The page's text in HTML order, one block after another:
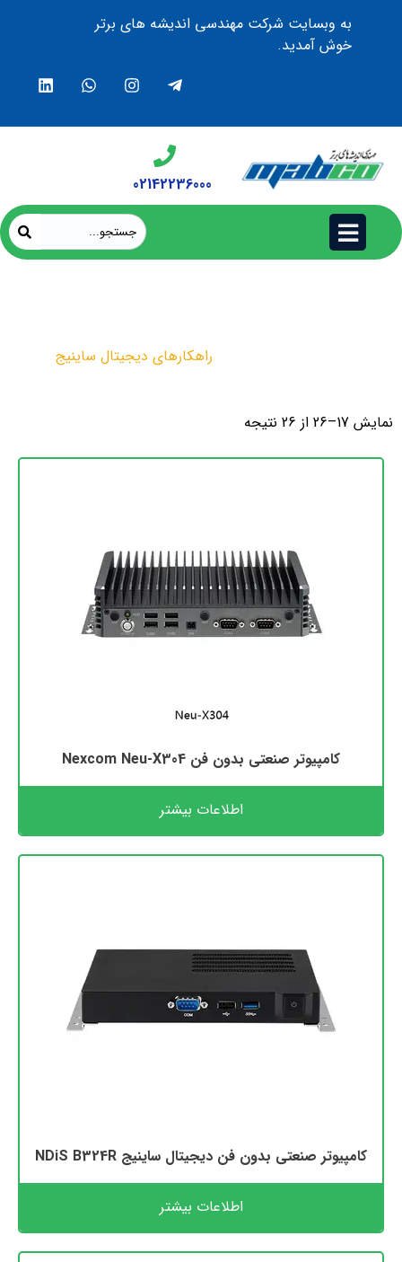
به وبسایت شرکت مهندسی اندیشه های برتر
خوش آمدید.
02142236000
راهکارهای دیجیتال ساینیج
نمایش 17–26 از 26 نتیجه
کامپیوتر صنعتی بدون فن Nexcom Neu-X304
اطلاعات بیشتر
کامپیوتر صنعتی بدون فن دیجیتال ساینیج NDiS B324R
اطلاعات بیشتر